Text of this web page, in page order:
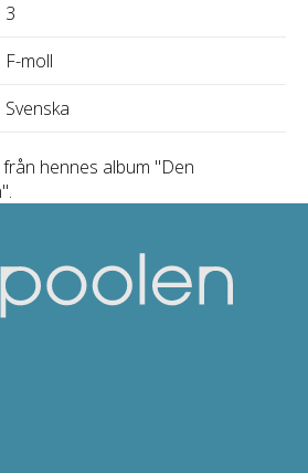
3
F-moll
Svenska
från hennes album "Den